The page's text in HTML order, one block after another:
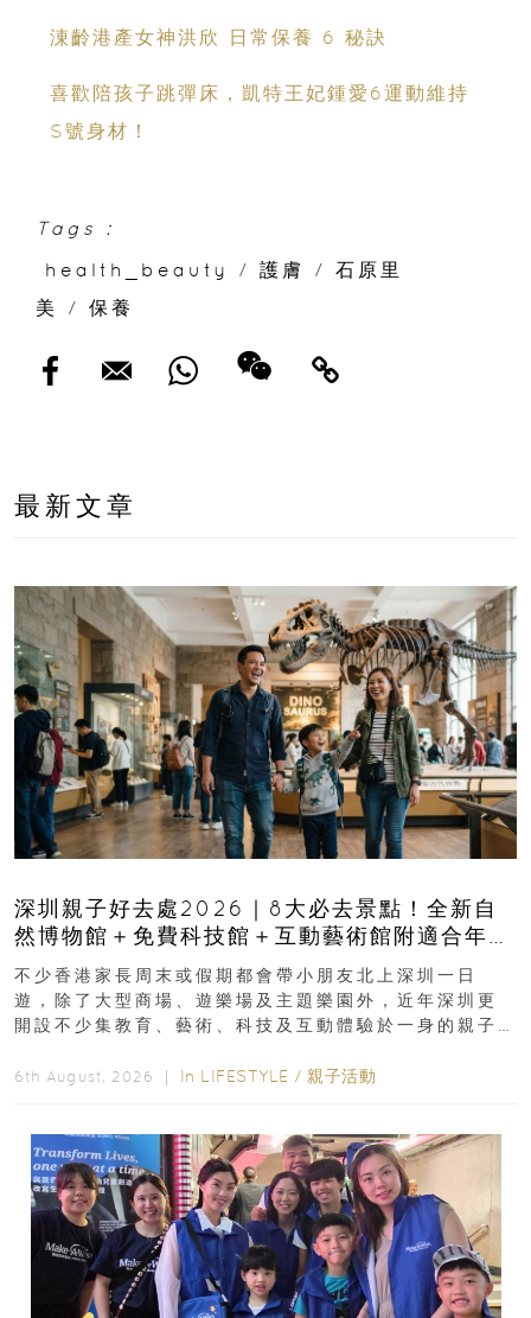
涷齡港產女神洪欣 日常保養 6 秘訣
喜歡陪孩子跳彈床，凱特王妃鍾愛6運動維持
S號身材！
Tags :
health_beauty
/ 護膚 /
石原里
美
/ 保養
最新文章
深圳親子好去處2026｜8大必去景點！全新自
然博物館＋免費科技館＋互動藝術館附適合年
齡、交通、門票、開放時間
不少香港家長周末或假期都會帶小朋友北上深圳一日
遊，除了大型商場、遊樂場及主題樂園外，近年深圳更
開設不少集教育、藝術、科技及互動體驗於一身的親子
6th August, 2026 ｜ In LIFESTYLE / 親子活動